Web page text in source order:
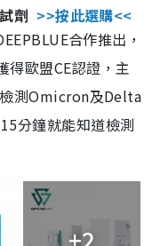
劑 >>按此選購<<
合作推出，
得歐盟CE認證，主
測Omicron及Delta
分鐘就能知道檢測